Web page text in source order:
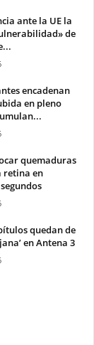
ante la UE la
de
encadenan
en pleno
quemaduras
retina en
quedan de
en Antena 3